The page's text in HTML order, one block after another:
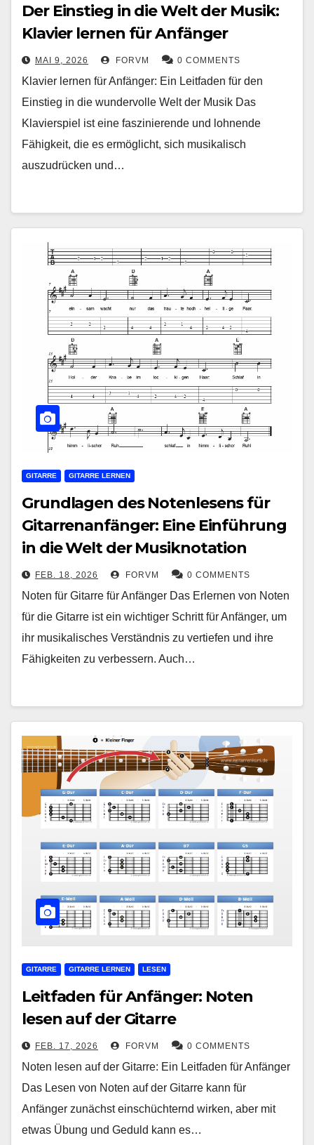
Der Einstieg in die Welt der Musik:
Klavier lernen für Anfänger
MAI 9, 2026 FORVM 0 COMMENTS
Klavier lernen für Anfänger: Ein Leitfaden für den
Einstieg in die wundervolle Welt der Musik Das
Klavierspiel ist eine faszinierende und lohnende
Fähigkeit, die es ermöglicht, sich musikalisch
auszudrücken und…
GITARRE GITARRE LERNEN
Grundlagen des Notenlesens für
Gitarrenanfänger: Eine Einführung
in die Welt der Musiknotation
FEB. 18, 2026 FORVM 0 COMMENTS
Noten für Gitarre für Anfänger Das Erlernen von Noten
für die Gitarre ist ein wichtiger Schritt für Anfänger, um
ihr musikalisches Verständnis zu vertiefen und ihre
Fähigkeiten zu verbessern. Auch…
GITARRE GITARRE LERNEN LESEN
Leitfaden für Anfänger: Noten
lesen auf der Gitarre
FEB. 17, 2026 FORVM 0 COMMENTS
Noten lesen auf der Gitarre: Ein Leitfaden für Anfänger
Das Lesen von Noten auf der Gitarre kann für
Anfänger zunächst einschüchternd wirken, aber mit
etwas Übung und Geduld kann es…